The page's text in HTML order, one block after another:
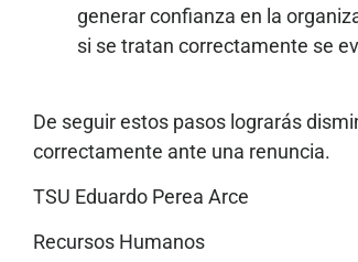
generar confianza en la
si se tratan correctamente se
De seguir estos pasos lograrás
correctamente ante una renuncia.
TSU Eduardo Perea Arce
Recursos Humanos